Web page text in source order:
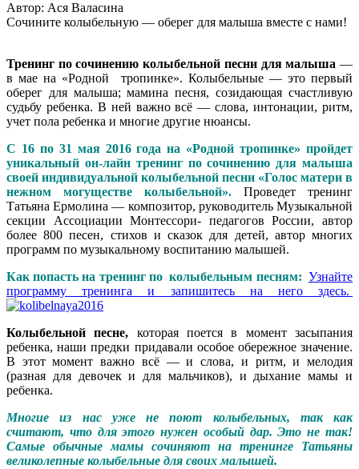
Автор: Ася Валасина
Сочините колыбельную — оберег для малыша вместе с нами!
Тренинг по сочинению колыбельной песни для малыша —
в мае на «Родной тропинке». Колыбельные — это первый
оберег для малыша; мамина песня, созидающая счастливую
судьбу ребенка. В ней важно всё — слова, интонации, ритм,
учет пола ребенка и многие другие нюансы.
С 16 по 31 мая 2016 года на «Родной тропинке» пройдет
уникальный он-лайн тренинг по сочинению для малыша
своей индивидуальной колыбельной песни «Голос матери в
нежном могуществе колыбельной».
Проведет тренинг
Татьяна Ермолина — композитор, руководитель Музыкальной
секции Ассоциации Монтессори- педагогов России, автор
более 800 песен, стихов и сказок для детей, автор многих
программ по музыкальному воспитанию малышей.
Как попасть на тренинг по колыбельным песням: Узнайте
программу тренинга и запишитесь на него здесь.
Колыбельной песне, которая поется в момент засыпания
ребенка, наши предки придавали особое обережное значение.
В этот момент важно всё — и слова, и ритм, и мелодия
(разная для девочек и для мальчиков), и дыхание мамы и
ребенка.
Многие из нас уже не поют колыбельных, так как
считают, что для этого нужен особый дар. Это не так!
Самые обычные мамы сочиняют на тренинге Татьяны
великолепные колыбельные для своих малышей.